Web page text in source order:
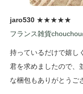
jaro530 ★★★★★
フランス雑貨
持っているだけで嬉し
君を求めましたので、
な梱包もありがとうご